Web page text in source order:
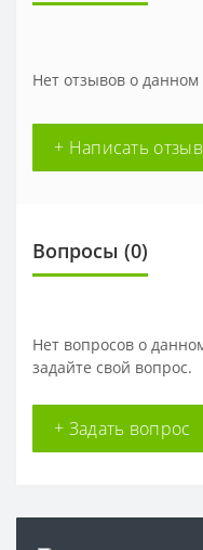
Нет отзывов о данном
+ Написать отзыв
Вопросы (0)
Нет вопросов о
задайте свой вопрос.
+ Задать вопрос